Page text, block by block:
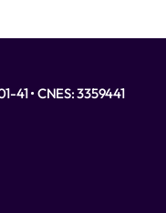
41 • CNES: 3359441